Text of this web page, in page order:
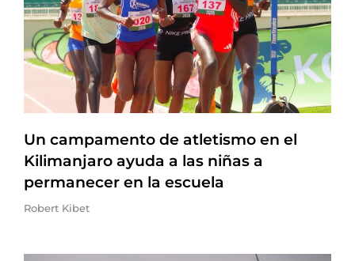
Un campamento de atletismo en el
Kilimanjaro ayuda a las niñas a
permanecer en la escuela
Robert Kibet